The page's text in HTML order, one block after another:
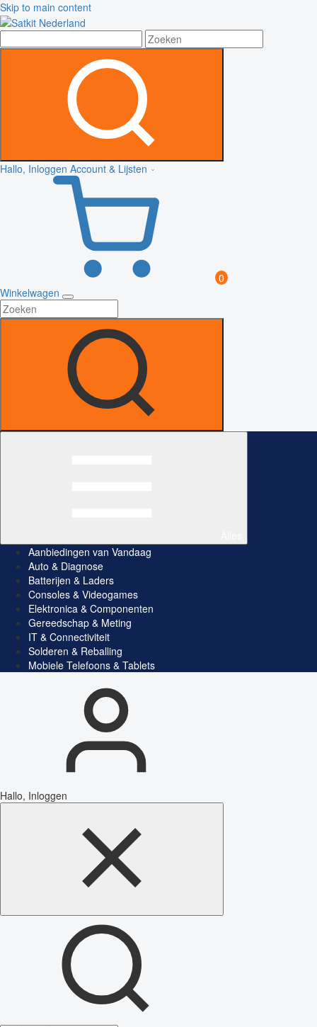
Skip to main content
Hallo, Inloggen Account & Lijsten
0
Winkelwagen
Aanbiedingen van Vandaag
Auto & Diagnose
Batterijen & Laders
Consoles & Videogames
Elektronica & Componenten
Gereedschap & Meting
IT & Connectiviteit
Solderen & Reballing
Mobiele Telefoons & Tablets
Hallo, Inloggen